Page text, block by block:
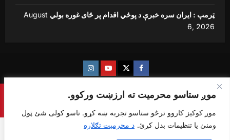
موږ ستاسو محرمیت ته ارزښت ورکوو.
موږ کوکیز کاروو ترڅو ستاسو تجربه ښه کړو. تاسو کولی شئ ټول
ومنئ یا تنظیمات بدل کړئ. د محرمیت تګلاره
ټرمپ : ایران سره خبرې د پوځي اقدام پر ځای غوره بولي August
6, 2026
Facebook
Twitter
Youtube
Instagram
Copyright © {sharq news global} All rights reserved.|